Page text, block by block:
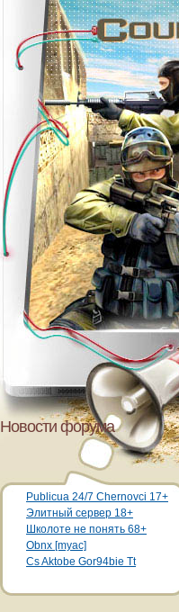
Новости форума
Publicua 24/7 Chernovci 17+
Элитный сервер 18+
Школоте не понять 68+
Obnx [myac]
Cs Aktobe Gor94bie Tt